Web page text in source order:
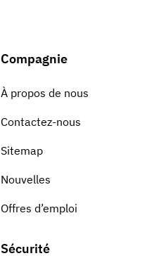
Compagnie
À propos de nous
Contactez-nous
Sitemap
Nouvelles
Offres d’emploi
Sécurité